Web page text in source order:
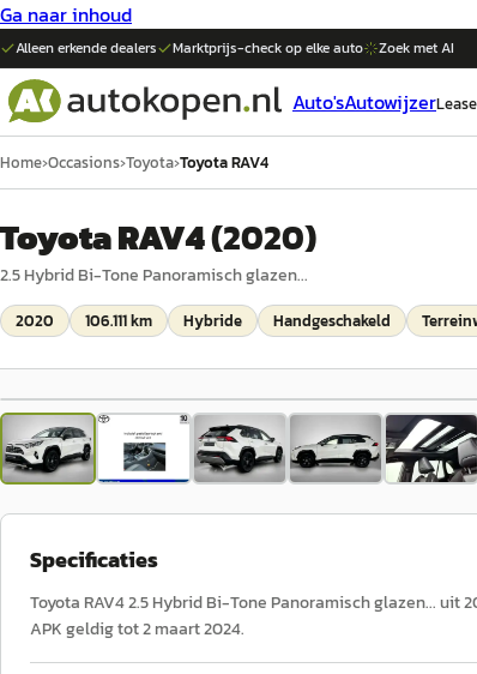
Ga naar inhoud
Alleen erkende dealers Marktprijs-check op elkeauto Zoek met AI
Auto'sAutowijzer
Home›Occasions›Toyota›Toyota RAV4
Toyota RAV4(2020)
2.5 Hybrid Bi-Tone Panoramisch glazen...
2020 106.111 km Hybride Handgeschakeld
Specificaties
Toyota RAV4 2.5 Hybrid Bi-Tone Panoramisch glazen... uit
APK geldig tot 2 maart 2024.